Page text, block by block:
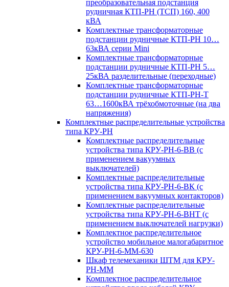
преобразовательная подстанция
рудничная КТП-РН (ТСП) 160, 400
кВА
Комплектные трансформаторные
подстанции рудничные КТП-РН 10…
63кВА серии Mini
Комплектные трансформаторные
подстанции рудничные КТП-РН 5…
25кВА разделительные (переходные)
Комплектные трансформаторные
подстанции рудничные КТП-РН-Т
63…1600кВА трёхобмоточные (на два
напряжения)
Комплектные распределительные устройства
типа КРУ-РН
Комплектные распределительные
устройства типа КРУ-РН-6-ВВ (с
применением вакуумных
выключателей)
Комплектные распределительные
устройства типа КРУ-РН-6-ВК (с
применением вакуумных контакторов)
Комплектные распределительные
устройства типа КРУ-РН-6-ВНТ (с
применением выключателей нагрузки)
Комплектное распределительное
устройство мобильное малогабаритное
КРУ-РН-6-ММ-630
Шкаф телемеханики ШТМ для КРУ-
РН-ММ
Комплектное распределительное